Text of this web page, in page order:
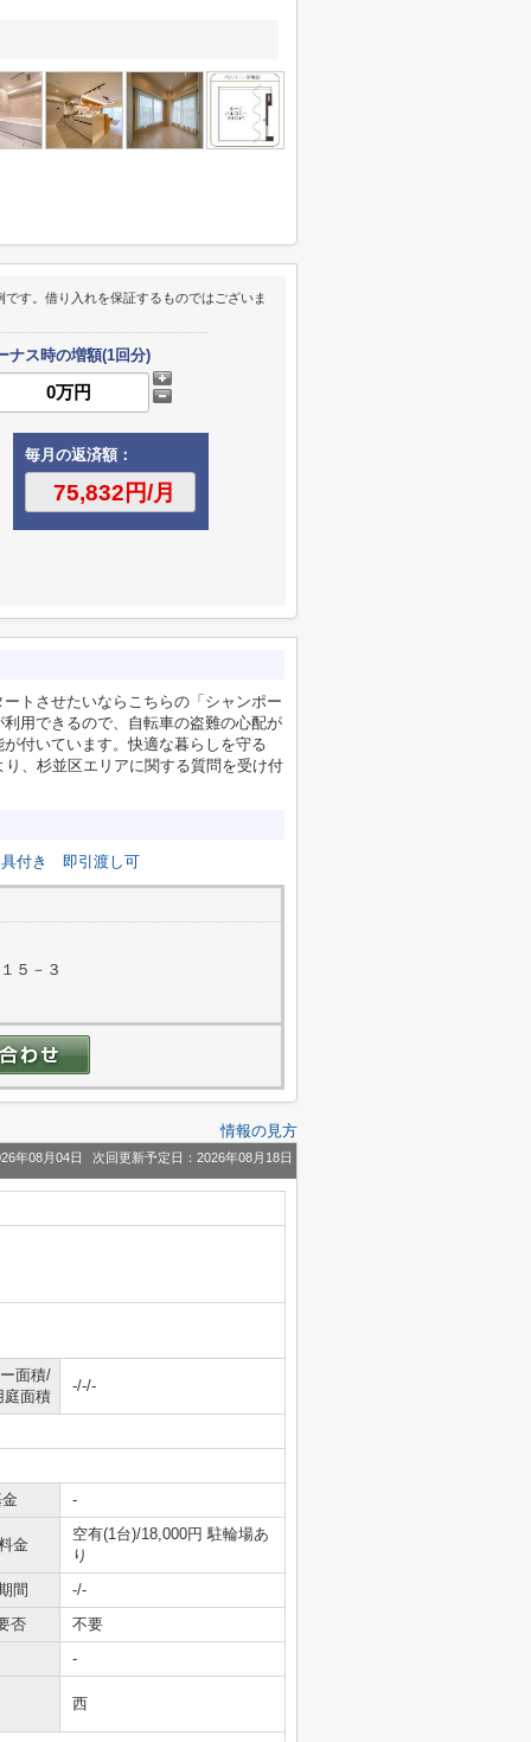
す。借り入れを保証するものではございま
ナス時の増額(1回分)
毎月の返済額：
トさせたいならこちらの「シャンポー
用できるので、自転車の盗難の心配が
付いています。快適な暮らしを守る
、杉並区エリアに関する質問を受け付
付き 即引渡し可
５－３
情報の見方
年08月04日 次回更新予定日：2026年08月18日
面積/
庭面積
-/-/-
-
金
空有(1台)/18,000円 駐輪場あ
り
間
-/-
否
不要
-
西